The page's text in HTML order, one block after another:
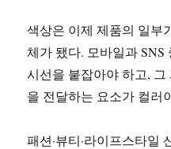
색상은 이제 제품의 일부
체가 됐다. 모바일과
시선을 붙잡아야 하고,
을 전달하는 요소가 컬러
패션·뷰티·라이프스타일